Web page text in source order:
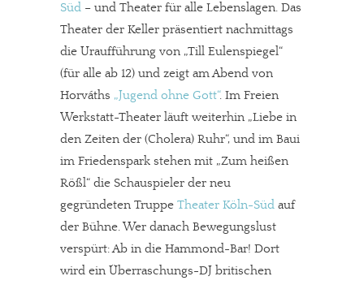
Süd – und Theater für alle Lebenslagen. Das
Theater der Keller präsentiert nachmittags
die Uraufführung von „Till Eulenspiegel“
(für alle ab 12) und zeigt am Abend von
Horváths „Jugend ohne Gott“. Im Freien
Werkstatt-Theater läuft weiterhin „Liebe in
den Zeiten der (Cholera) Ruhr“, und im Baui
im Friedenspark stehen mit „Zum heißen
Rößl“ die Schauspieler der neu
gegründeten Truppe Theater Köln-Süd auf
der Bühne. Wer danach Bewegungslust
verspürt: Ab in die Hammond-Bar! Dort
wird ein Überraschungs-DJ britischen